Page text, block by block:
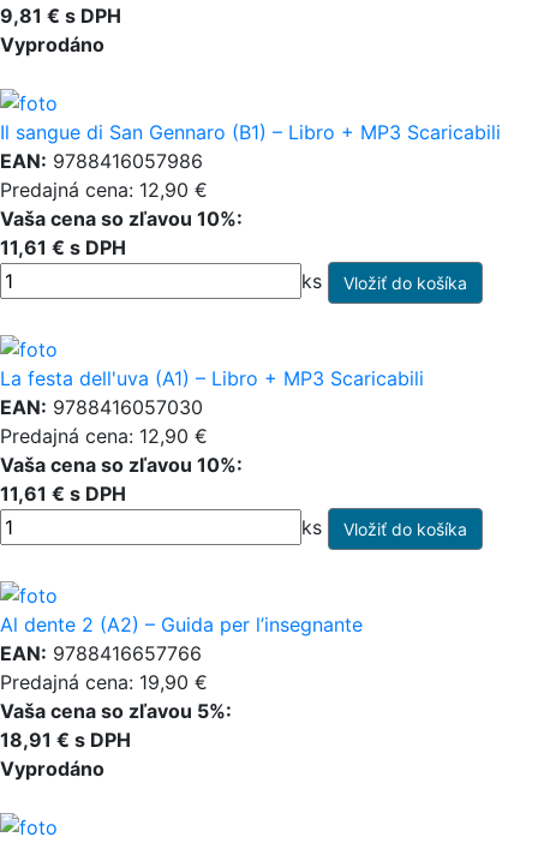
9,81 € s DPH
Vyprodáno
Il sangue di San Gennaro (B1) – Libro + MP3 Scaricabili
EAN: 9788416057986
Predajná cena: 12,90 €
Vaša cena so zľavou 10%:
11,61 € s DPH
ks
La festa dell'uva (A1) – Libro + MP3 Scaricabili
EAN: 9788416057030
Predajná cena: 12,90 €
Vaša cena so zľavou 10%:
11,61 € s DPH
ks
Al dente 2 (A2) – Guida per l’insegnante
EAN: 9788416657766
Predajná cena: 19,90 €
Vaša cena so zľavou 5%:
18,91 € s DPH
Vyprodáno